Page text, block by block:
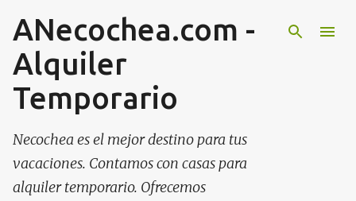
Ir al contenido principal
ANecochea.com -
Alquiler
Temporario
Necochea es el mejor destino para tus
vacaciones. Contamos con casas para
alquiler temporario. Ofrecemos